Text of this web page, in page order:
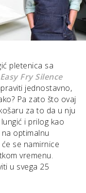
pletenica sa
Fry Silence
jednostavno,
Pa zato što ovaj
za to da u nju
i prilog kao
optimalnu
se namirnice
vremenu.
u svega 25